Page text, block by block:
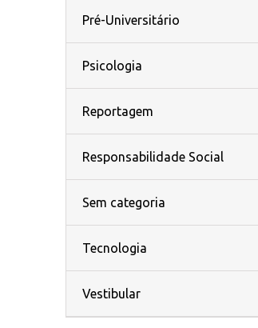
Pré-Universitário
Psicologia
Reportagem
Responsabilidade Social
Sem categoria
Tecnologia
Vestibular